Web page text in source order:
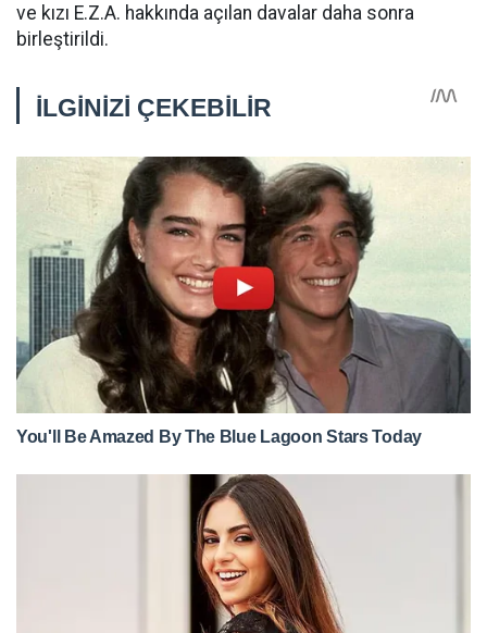
ve kızı E.Z.A. hakkında açılan davalar daha sonra
birleştirildi.